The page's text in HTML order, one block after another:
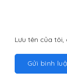
Lưu tên của